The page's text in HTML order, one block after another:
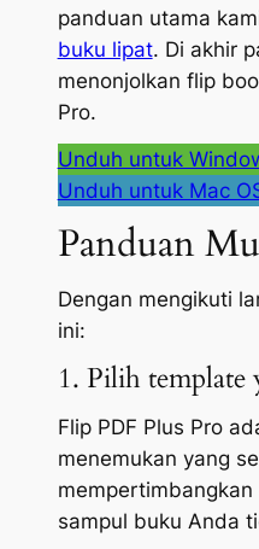
panduan utama
buku lipat. Di akhir
menonjolkan flip
Pro.
Unduh untuk
Unduh untuk Mac
Panduan
Dengan mengikuti
ini:
1. Pilih template
Flip PDF Plus Pro
menemukan yang
sampul buku Anda